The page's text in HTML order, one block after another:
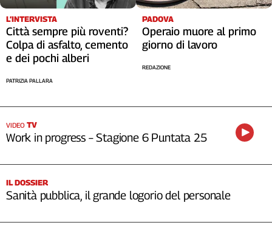
L’INTERVISTA
Città sempre più roventi?
Colpa di asfalto, cemento
e dei pochi alberi
PATRIZIA PALLARA
PADOVA
Operaio muore al primo
giorno di lavoro
REDAZIONE
VIDEO TV
Work in progress – Stagione 6 Puntata 25
IL DOSSIER
Sanità pubblica, il grande logorio del personale